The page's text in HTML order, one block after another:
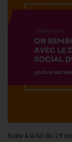
Suite à la loi du 29